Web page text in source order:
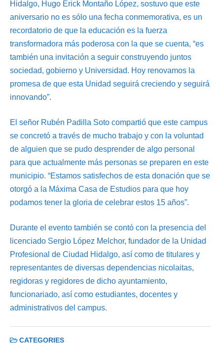
Hidalgo, Hugo Erick Montaño López, sostuvo que este
aniversario no es sólo una fecha conmemorativa, es un
recordatorio de que la educación es la fuerza
transformadora más poderosa con la que se cuenta, “es
también una invitación a seguir construyendo juntos
sociedad, gobierno y Universidad. Hoy renovamos la
promesa de que esta Unidad seguirá creciendo y seguirá
innovando”.
El señor Rubén Padilla Soto compartió que este campus
se concretó a través de mucho trabajo y con la voluntad
de alguien que se pudo desprender de algo personal
para que actualmente más personas se preparen en este
municipio. “Estamos satisfechos de esta donación que se
otorgó a la Máxima Casa de Estudios para que hoy
podamos tener la gloria de celebrar estos 15 años”.
Durante el evento también se contó con la presencia del
licenciado Sergio López Melchor, fundador de la Unidad
Profesional de Ciudad Hidalgo, así como de titulares y
representantes de diversas dependencias nicolaitas,
regidoras y regidores de dicho ayuntamiento,
funcionariado, así como estudiantes, docentes y
administrativos del campus.
CATEGORIES